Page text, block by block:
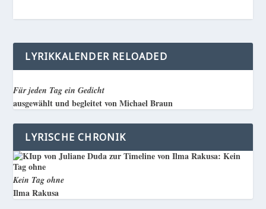
LYRIKKALENDER RELOADED
Für jeden Tag ein Gedicht
ausgewählt und begleitet von Michael Braun
LYRISCHE CHRONIK
Kein Tag ohne
Ilma Rakusa